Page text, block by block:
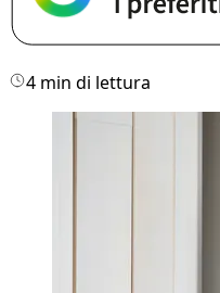
4 min di lettura